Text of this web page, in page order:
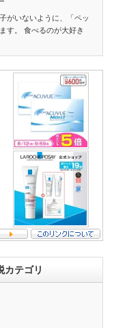
がいないように、「ペッ
す。 食べるのが大好き
カテゴリ